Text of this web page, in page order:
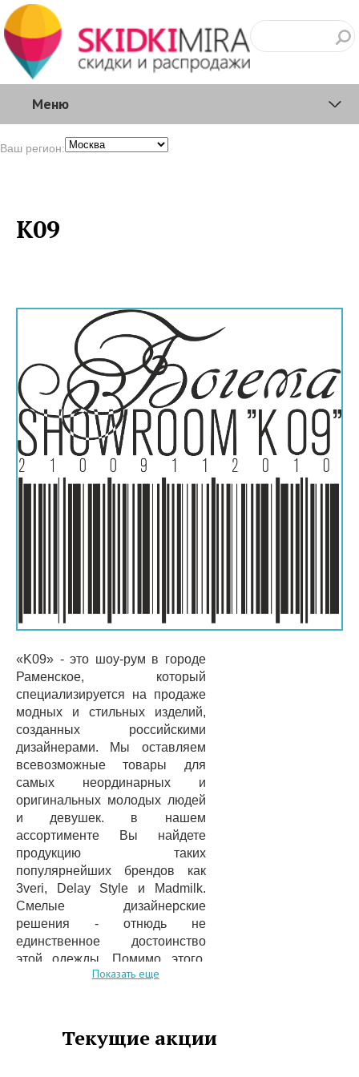
Меню
Ваш регион:
K09
«K09» - это шоу-рум в городе
Раменское, который
специализируется на продаже
модных и стильных изделий,
созданных российскими
дизайнерами. Мы оставляем
всевозможные товары для
самых неординарных и
оригинальных молодых людей
и девушек. в нашем
ассортименте Вы найдете
продукцию таких
популярнейших брендов как
3veri, Delay Style и Madmilk.
Смелые дизайнерские
решения - отнюдь не
единственное достоинство
этой одежды. Помимо этого,
стоит упомянуть и тот факт, что
материалов и тканей. Это
делает ее не только
Показать еще
Текущие акции